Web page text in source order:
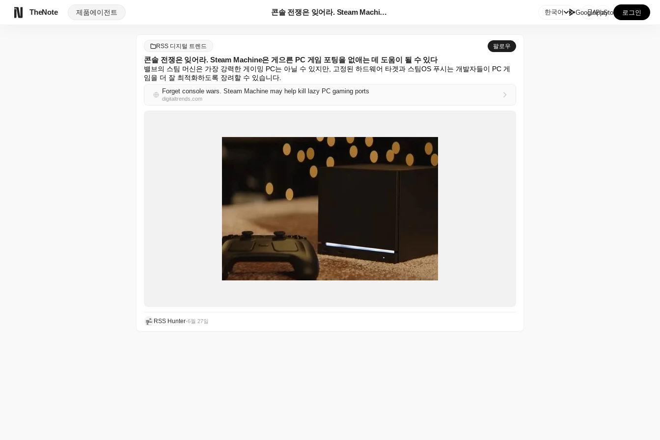
TheNote 제품에이전트 콘솔 전쟁은 잊어라. Steam Machine은 게으른... 한국어 GooglePlay
AppStore 로그인
RSS 디지털 트렌드 팔로우
콘솔 전쟁은 잊어라. Steam Machine은 게으른 PC 게임 포팅을 없애는 데 도움이 될 수 있다
밸브의 스팀 머신은 가장 강력한 게이밍 PC는 아닐 수 있지만, 고정된 하드웨어 타겟과 스팀OS 푸시는 개발자들이 PC 게
임을 더 잘 최적화하도록 장려할 수 있습니다.
Forget console wars. Steam Machine may help kill lazy PC gaming ports
digitaltrends.com
RSS Hunter•6월 27일